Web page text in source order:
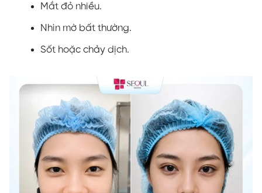
Mắt đỏ nhiều.
Nhìn mờ bất thường.
Sốt hoặc chảy dịch.